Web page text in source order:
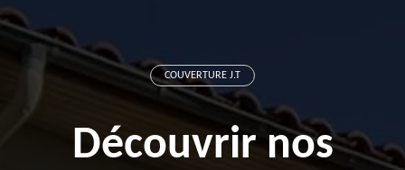
COUVERTURE J.T
Découvrir nos